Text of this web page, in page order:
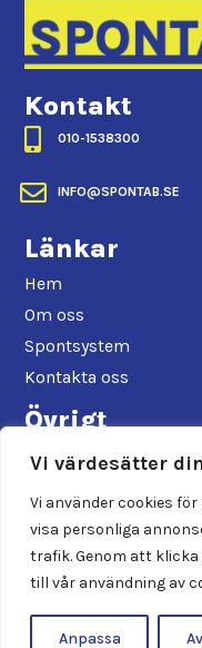
Vi värdesätter
Vi använder cookies
visa personliga
trafik. Genom att
till vår användning av
Anpassa
Kontakt
010-1538300
 INFO@SPONTAB.SE
Länkar
Hem
Om oss
Spontsystem
Kontakta oss
Övrigt
Allmänna hyresvillkor
Sociala